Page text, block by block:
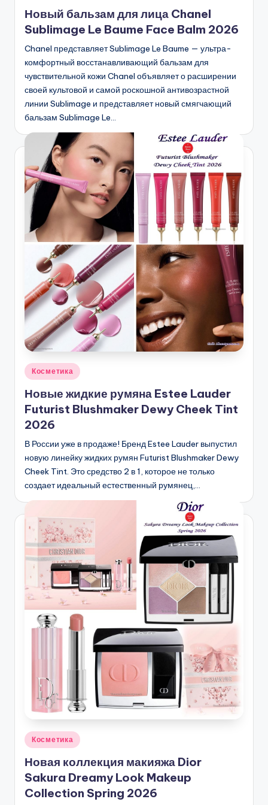
Новый бальзам для лица Chanel
Sublimage Le Baume Face Balm 2026
Chanel представляет Sublimage Le Baume — ультра-
комфортный восстанавливающий бальзам для
чувствительной кожи Chanel объявляет о расширении
своей культовой и самой роскошной антивозрастной
линии Sublimage и представляет новый смягчающий
бальзам Sublimage Le…
Опубликовано
Косметика
Новые жидкие румяна Estee Lauder
Futurist Blushmaker Dewy Cheek Tint
2026
В России уже в продаже! Бренд Estee Lauder выпустил
новую линейку жидких румян Futurist Blushmaker Dewy
Cheek Tint. Это средство 2 в 1, которое не только
создает идеальный естественный румянец,…
Опубликовано
Косметика
Новая коллекция макияжа Dior
Sakura Dreamy Look Makeup
Collection Spring 2026